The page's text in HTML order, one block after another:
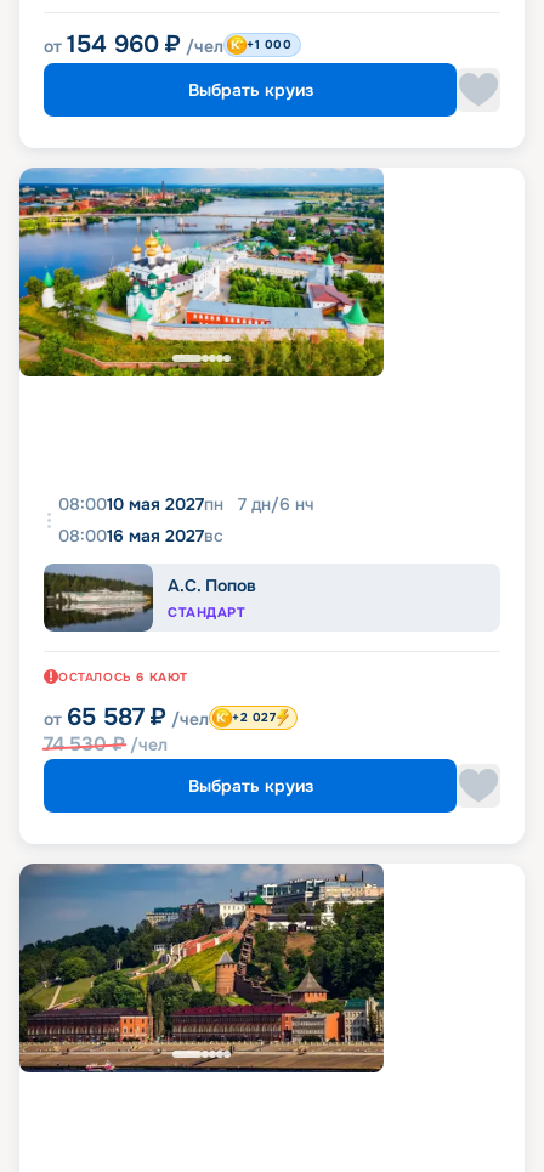
от 154 960 ₽ /чел +1 000
Выбрать круиз
08:0010 мая 2027пн 7 дн/6 нч
08:0016 мая 2027вс
А.С. Попов
СТАНДАРТ
ОСТАЛОСЬ 6 КАЮТ
от 65 587 ₽ /чел
74 530₽ /чел
+2 027
Выбрать круиз